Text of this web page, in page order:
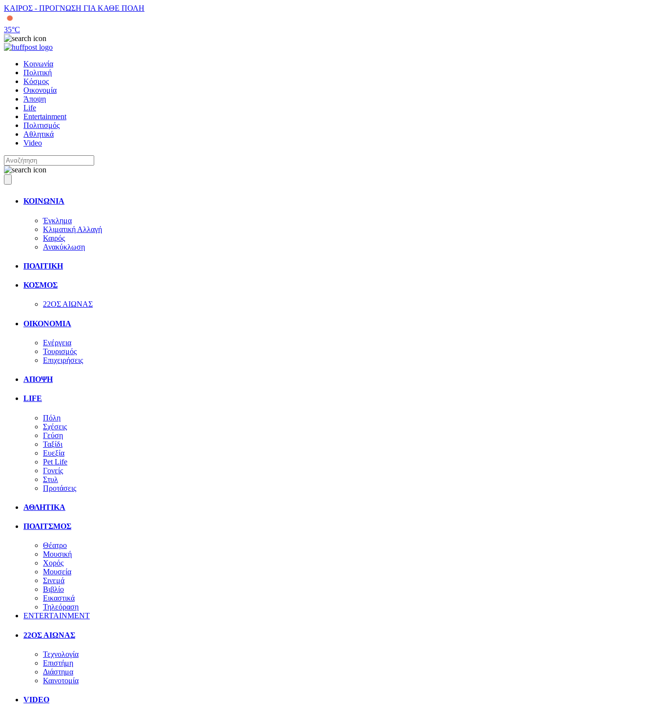
ΚΑΙΡΟΣ - ΠΡΟΓΝΩΣΗ ΓΙΑ ΚΑΘΕ ΠΟΛΗ
35°C
Κοινωνία
Πολιτική
Κόσμος
Οικονομία
Άποψη
Life
Entertainment
Πολιτισμός
Αθλητικά
Video
ΚΟΙΝΩΝΙΑ
Έγκλημα
Κλιματική Αλλαγή
Καιρός
Ανακύκλωση
ΠΟΛΙΤΙΚΗ
ΚΟΣΜΟΣ
22ΟΣ ΑΙΩΝΑΣ
ΟΙΚΟΝΟΜΙΑ
Ενέργεια
Τουρισμός
Επιχειρήσεις
ΑΠΟΨΗ
LIFE
Πόλη
Σχέσεις
Γεύση
Ταξίδι
Ευεξία
Pet Life
Γονείς
Στυλ
Προτάσεις
ΑΘΛΗΤΙΚΑ
ΠΟΛΙΤΣΜΟΣ
Θέατρο
Μουσική
Χορός
Μουσεία
Σινεμά
Βιβλίο
Εικαστικά
Τηλεόραση
ENTERTAINMENT
22ΟΣ ΑΙΩΝΑΣ
Τεχνολογία
Επιστήμη
Διάστημα
Καινοτομία
VIDEO